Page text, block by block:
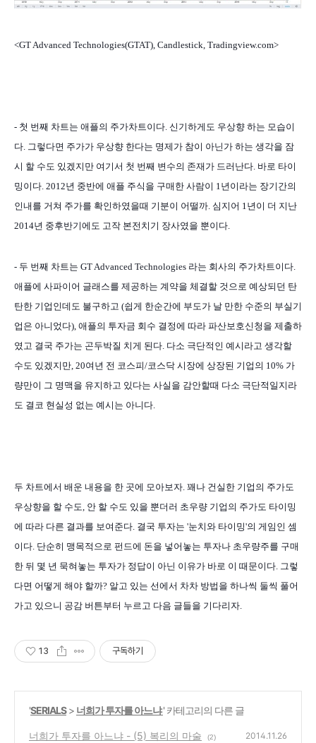
<GT Advanced Technologies(GTAT), Candlestick, Tradingview.com>
- 첫 번째 차트는 애플의 주가차트이다. 신기하게도 우상향 하는 모습이
다. 그렇다면 주가가 우상향 한다는 명제가 참이 아닌가 하는 생각을 잠
시 할 수도 있겠지만 여기서 첫 번째 변수의 존재가 드러난다. 바로 타이
밍이다. 2012년 중반에 애플 주식을 구매한 사람이 1년이라는 장기간의
인내를 거쳐 주가를 확인하였을때 기분이 어떨까. 심지어 1년이 더 지난
2014년 중후반기에도 고작 본전치기 장사였을 뿐이다.
- 두 번째 차트는 GT Advanced Technologies 라는 회사의 주가차트이다.
애플에 사파이어 글래스를 제공하는 계약을 체결할 것으로 예상되던 탄
탄한 기업인데도 불구하고 (쉽게 한순간에 부도가 날 만한 수준의 부실기
업은 아니었다), 애플의 투자금 회수 결정에 따라 파산보호신청을 제출하
였고 결국 주가는 곤두박질 치게 된다. 다소 극단적인 예시라고 생각할
수도 있겠지만, 20여년 전 코스피/코스닥 시장에 상장된 기업의 10% 가
량만이 그 명맥을 유지하고 있다는 사실을 감안할때 다소 극단적일지라
도 결코 현실성 없는 예시는 아니다.
두 차트에서 배운 내용을 한 곳에 모아보자. 꽤나 건실한 기업의 주가도
우상향을 할 수도, 안 할 수도 있을 뿐더러 초우량 기업의 주가도 타이밍
에 따라 다른 결과를 보여준다. 결국 투자는 '눈치와 타이밍'의 게임인 셈
이다. 단순히 맹목적으로 펀드에 돈을 넣어놓는 투자나 초우량주를 구매
한 뒤 몇 년 묵혀놓는 투자가 정답이 아닌 이유가 바로 이 때문이다. 그렇
다면 어떻게 해야 할까? 알고 있는 선에서 차차 방법을 하나씩 둘씩 풀어
가고 있으니 공감 버튼부터 누르고 다음 글들을 기다리자.
13 구독하기
'SERIALS> 너희가 투자를 아느냐' 카테고리의 다른 글
너희가 투자를 아느냐 - (5) 복리의 마술 (2) 2014.11.26